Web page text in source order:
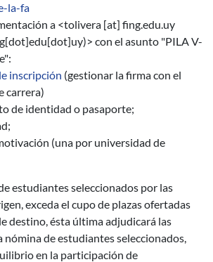
la-fa
a <tolivera [at] fing.edu.uy
> con el asunto "PILA V-
inscripción (gestionar la firma con el
carrera)
de identidad o pasaporte;
(una por universidad de
estudiantes seleccionados por las
exceda el cupo de plazas ofertadas
destino, ésta última adjudicará las
nómina de estudiantes seleccionados,
en la participación de